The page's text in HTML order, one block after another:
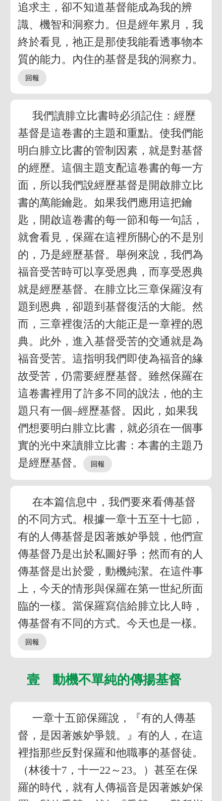
追求主，卻不知道基督能成為我的辨
識、機智和洞察力。但是經年累月，我
終於看見，祂正是那使我能看透事物本
質的能力。內住的基督是我的洞察力。
我們讀腓立比書時必須記住：經歷
基督是這卷書的主題和重點。使我們能
明白腓立比書的管制因素，就是對基督
的經歷。這個主題支配這卷書的每一方
面，所以我們說經歷基督是開啟腓立比
書的萬能鑰匙。如果我們應用這把鑰
匙，開啟這卷書的每一節和每一句話，
就會看見，保羅在這裡所關心的不是別
的，乃是經歷基督。舉例來說，我們為
福音受苦時可以享受恩典，而享受恩典
就是經歷基督。在腓立比三章保羅沒有
題到恩典，卻題到基督復活的大能。然
而，三章裡復活的大能正是一章裡的恩
典。此外，進入基督受苦的交通就是為
福音受苦。這指明我們即使為福音的緣
故受苦，仍需要經歷基督。雖然保羅在
這卷書裡用了許多不同的說法，他的主
題只有一個–經歷基督。因此，如果我
們想要明白腓立比書，就必須在一個事
實的光中來讀腓立比書：本書的主題乃
是經歷基督。
在本篇信息中，我們要來看傳基督
的不同方式。根據一章十五至十七節，
有的人傳基督是因著嫉妒爭競，他們宣
傳基督乃是出於私圖好爭；然而有的人
傳基督是出於愛，動機純潔。在這件事
上，今天的情形與保羅在第一世紀所面
臨的一樣。當保羅寫信給腓立比人時，
傳基督有不同的方式。今天也是一樣。
壹 動機不單純的傳揚基督
一章十五節保羅說，『有的人傳基
督，是因著嫉妒爭競。』有的人，在這
裡指那些反對保羅和他職事的基督徒。
（林後十7，十一22～23。）甚至在保
羅的時代，就有人傳福音是因著嫉妒保